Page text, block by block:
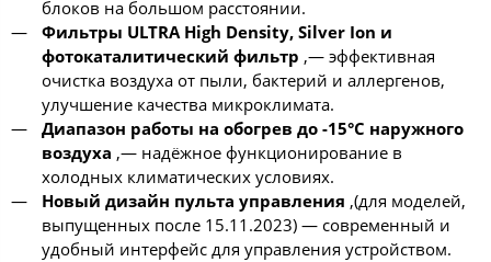
блоков на большом расстоянии.
Фильтры ULTRA High Density, Silver Ion и
фотокаталитический фильтр ,— эффективная
очистка воздуха от пыли, бактерий и аллергенов,
улучшение качества микроклимата.
Диапазон работы на обогрев до -15°C наружного
воздуха ,— надёжное функционирование в
холодных климатических условиях.
Новый дизайн пульта управления ,(для моделей,
выпущенных после 15.11.2023) — современный и
удобный интерфейс для управления устройством.